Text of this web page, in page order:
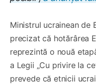
Ministrul ucrainean de
precizat că hotărârea
reprezintă o nouă
a Legii „Cu privire la
prevede că etnicii